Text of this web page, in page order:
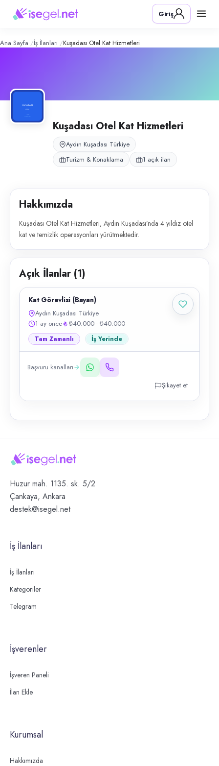
Otel Kat Hizmetleri–
Konum:
Kuşadası Otel Kat Hizmetleri, Aydın Kuşadası’nda 4 yıldız otel kat ve
Giriş
Ana Sayfa İş İlanları Kuşadası Otel Kat Hizmetleri
Kuşadası Otel Kat Hizmetleri
Aydın Kuşadası Türkiye
Turizm & Konaklama
1 açık ilan
Hakkımızda
Kuşadası Otel Kat Hizmetleri, Aydın Kuşadası’nda 4 yıldız otel
kat ve temizlik operasyonları yürütmektedir.
Açık İlanlar (1)
Kat Görevlisi (Bayan)
Aydın Kuşadası Türkiye
1 ay önce
₺40.000 - ₺40.000
Tam Zamanlı İş Yerinde
Başvuru kanalları
Şikayet et
Huzur mah. 1135. sk. 5/2
Çankaya, Ankara
destek@isegel.net
İş İlanları
İş İlanları
Kategoriler
Telegram
İşverenler
İşveren Paneli
İlan Ekle
Kurumsal
Hakkımızda